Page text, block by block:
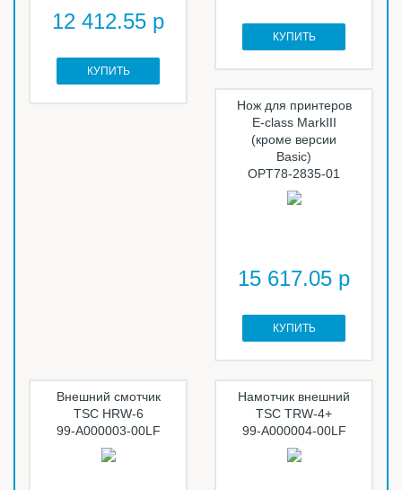
12 412.55 р
КУПИТЬ
КУПИТЬ
Нож для принтеров
E-class MarkIII
(кроме версии
Basic)
OPT78-2835-01
15 617.05 р
КУПИТЬ
Внешний смотчик
TSC HRW-6
99-A000003-00LF
Намотчик внешний
TSC TRW-4+
99-A000004-00LF